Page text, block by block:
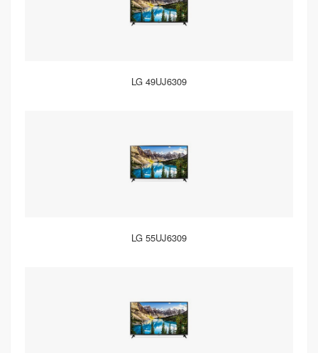
LG 49UJ6309
LG 55UJ6309